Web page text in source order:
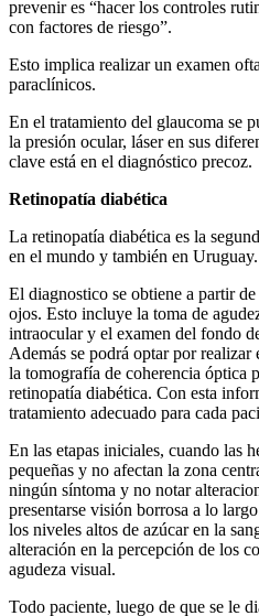
prevenir es “hacer los controles
con factores de riesgo”.
Esto implica realizar un examen
paraclínicos.
En el tratamiento del glaucoma se
la presión ocular, láser en sus
clave está en el diagnóstico precoz.
Retinopatía diabética
La retinopatía diabética es la
en el mundo y también en Uruguay.
El diagnostico se obtiene a partir
ojos. Esto incluye la toma de
intraocular y el examen del fondo
Además se podrá optar por
la tomografía de coherencia óptica
retinopatía diabética. Con esta
tratamiento adecuado para cada
En las etapas iniciales, cuando las
pequeñas y no afectan la zona
ningún síntoma y no notar
presentarse visión borrosa a lo
los niveles altos de azúcar en la
alteración en la percepción de los
agudeza visual.
Todo paciente, luego de que se le